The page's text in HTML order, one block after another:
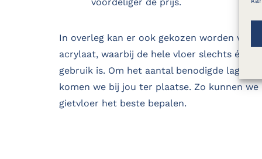
In overleg kan er ook gekozen worden voor
acrylaat, waarbij de hele vloer slechts één
gebruik is. Om het aantal benodigde lagen
komen we bij jou ter plaatse. Zo kunnen we
gietvloer het beste bepalen.